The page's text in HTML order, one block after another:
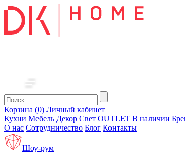
Корзина (0) Личный кабинет
Кухни Мебель Декор Свет OUTLET В наличии
О нас Сотрудничество Блог Контакты
Шоу-рум